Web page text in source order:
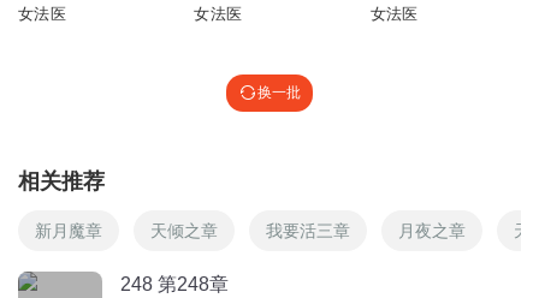
女法医 女法医 女法医
换一批
相关推荐
新月魔章 天倾之章 我要活三章 月夜之章 天
248 第248章